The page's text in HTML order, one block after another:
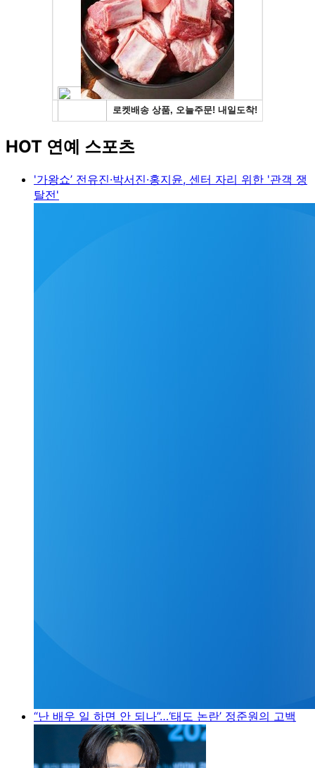
HOT 연예 스포츠
'가왕쇼’ 전유진·박서진·홍지윤, 센터 자리 위한 '관객 쟁
탈전'
“난 배우 일 하면 안 되나”…‘태도 논란’ 정준원의 고백